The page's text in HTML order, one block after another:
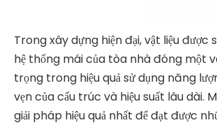
Trong xây dựng hiện đại, vật liệu được
hệ thống mái của tòa nhà đóng một
trọng trong hiệu quả sử dụng năng
vẹn của cấu trúc và hiệu suất lâu dài.
giải pháp hiệu quả nhất để đạt được